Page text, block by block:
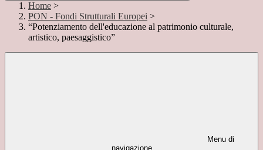
Home >
PON - Fondi Strutturali Europei >
“Potenziamento dell'educazione al patrimonio culturale,
artistico, paesaggistico”
Menu di
navigazione